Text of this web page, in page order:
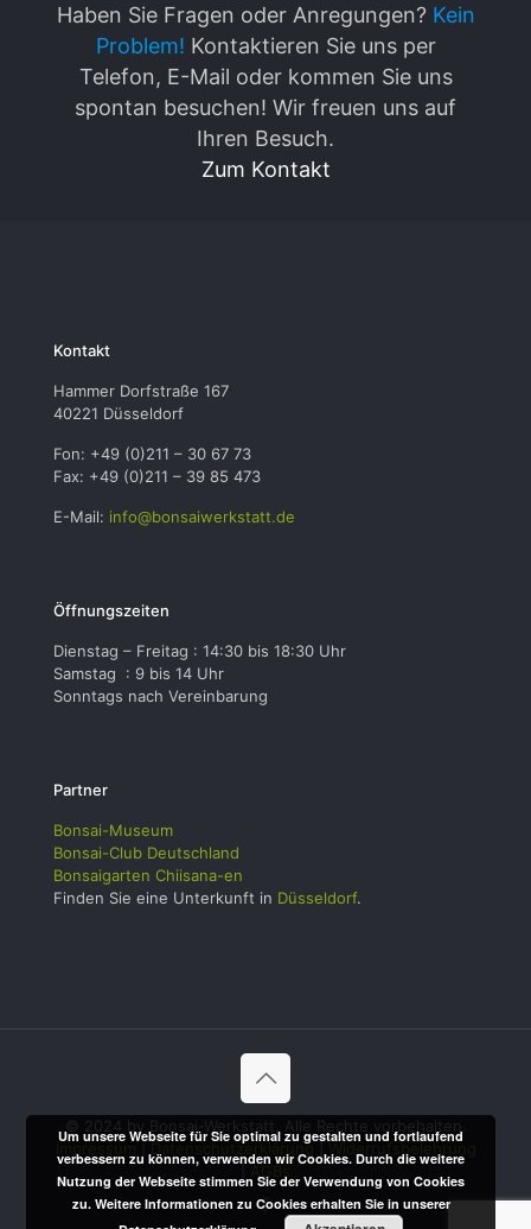
Haben Sie Fragen oder Anregungen? Kein
Problem! Kontaktieren Sie uns per
Telefon, E-Mail oder kommen Sie uns
spontan besuchen! Wir freuen uns auf
Ihren Besuch.
Zum Kontakt
Kontakt
Hammer Dorfstraße 167
40221 Düsseldorf
Fon: +49 (0)211 – 30 67 73
Fax: +49 (0)211 – 39 85 473
E-Mail: info@bonsaiwerkstatt.de
Öffnungszeiten
Dienstag – Freitag : 14:30 bis 18:30 Uhr
Samstag : 9 bis 14 Uhr
Sonntags nach Vereinbarung
Partner
Bonsai-Museum
Bonsai-Club Deutschland
Bonsaigarten Chiisana-en
Finden Sie eine Unterkunft in Düsseldorf.
© 2024 by Bonsai-Werkstatt. Alle Rechte vorbehalten.
Datenschutzerklärung
Um unsere Webseite für Sie optimal zu gestalten und fortlaufend
verbessern zu können, verwenden wir Cookies. Durch die weitere
Nutzung der Webseite stimmen Sie der Verwendung von Cookies
zu. Weitere Informationen zu Cookies erhalten Sie in unserer